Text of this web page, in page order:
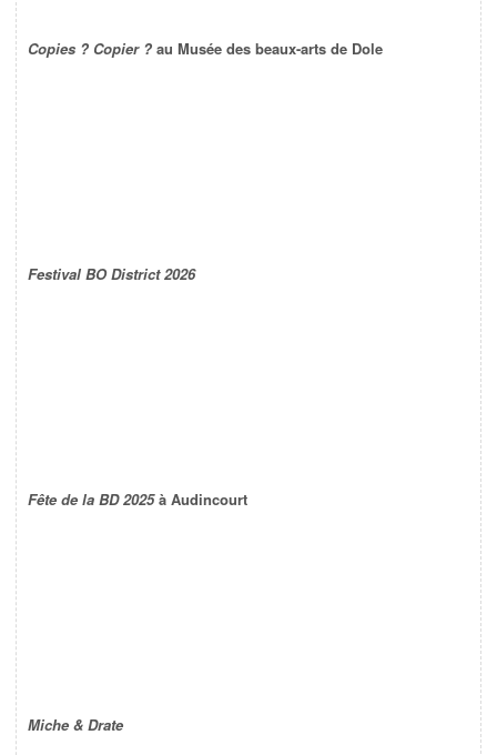
Copies ? Copier ? au Musée des beaux-arts de Dole
Festival BO District 2026
Fête de la BD 2025à Audincourt
Miche & Drate